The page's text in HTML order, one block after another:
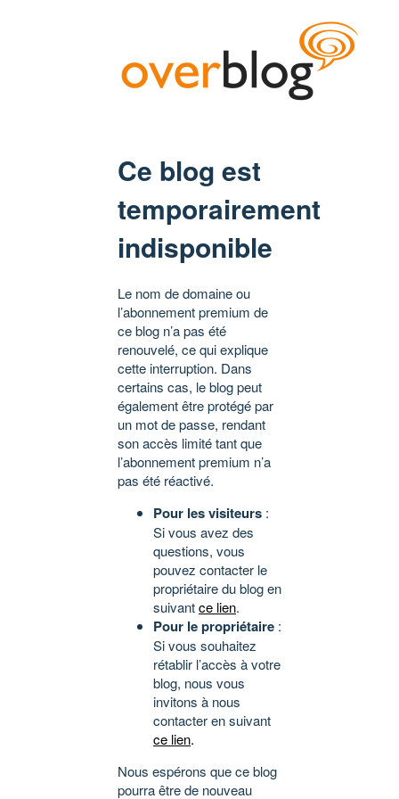
Ce blog est
temporairement
indisponible
Le nom de domaine ou
l’abonnement premium de
ce blog n’a pas été
renouvelé, ce qui explique
cette interruption. Dans
certains cas, le blog peut
également être protégé par
un mot de passe, rendant
son accès limité tant que
l’abonnement premium n’a
pas été réactivé.
Pour les visiteurs :
Si vous avez des
questions, vous
pouvez contacter le
propriétaire du blog en
suivantce lien.
Pour le propriétaire :
Si vous souhaitez
rétablir l’accès à votre
blog, nous vous
invitons à nous
contacter en suivant
ce lien.
Nous espérons que ce blog
pourra être de nouveau